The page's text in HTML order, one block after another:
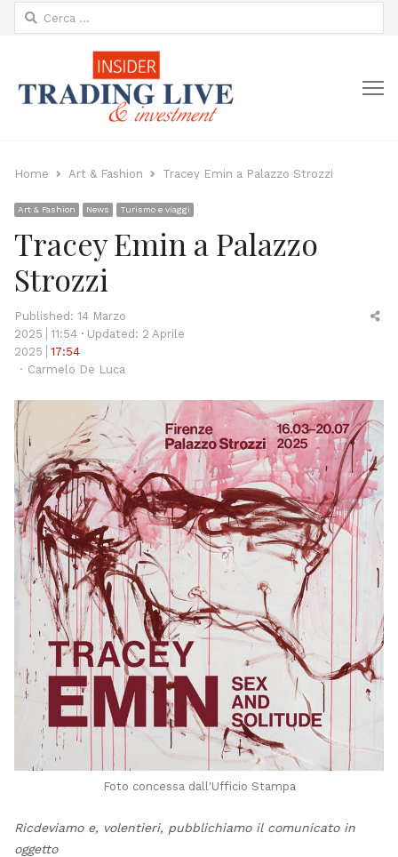
Ricerca
per:
Home Art & Fashion Tracey Emin a Palazzo Strozzi
Art & Fashion News Turismo e viaggi
Tracey Emin a Palazzo
Strozzi
Published: 14 Marzo
2025
11:54
Updated: 2 Aprile
2025
17:54
Author
Carmelo De Luca
Foto concessa dall'Ufficio Stampa
Ricdeviamo e, volentieri, pubblichiamo il comunicato in
oggetto